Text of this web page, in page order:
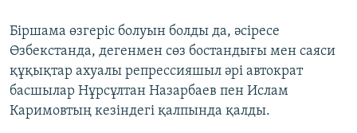
Біршама өзгеріс болуын болды да, әсіресе
Өзбекстанда, дегенмен сөз бостандығы мен саяси
құқықтар ахуалы репрессияшыл әрі автократ
басшылар Нұрсұлтан Назарбаев пен Ислам
Каримовтың кезіндегі қалпында қалды.